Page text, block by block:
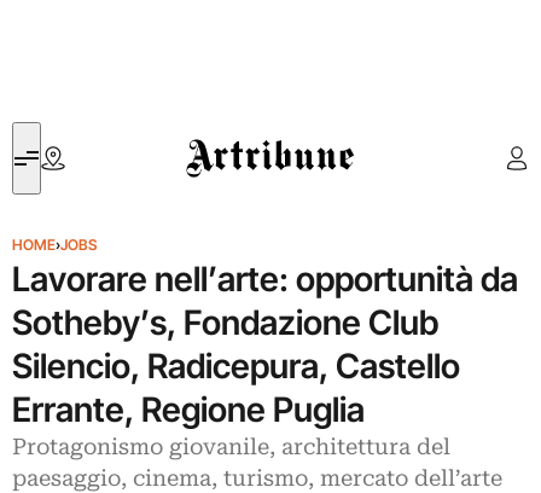
Artribune
HOME›JOBS
Lavorare nell’arte: opportunità da
Sotheby’s, Fondazione Club
Silencio, Radicepura, Castello
Errante, Regione Puglia
Protagonismo giovanile, architettura del
paesaggio, cinema, turismo, mercato dell’arte